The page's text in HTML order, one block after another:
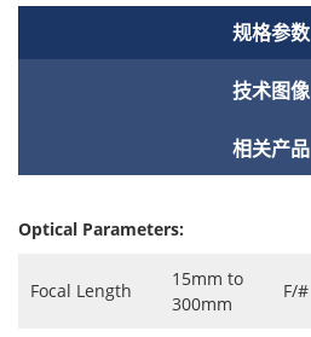
规格参数
技术图像
相关产品
Optical Parameters:
Focal Length
15mm to
300mm
F/#